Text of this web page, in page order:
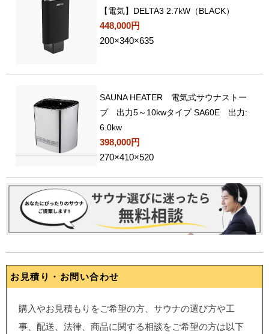
【電気】DELTA3 2.7kW（BLACK）
448,000円
200×340×635
SAUNA HEATER 電気式サウナストー
ブ 出力5～10kwタイプ SA60E 出力:
6.0kw
398,000円
270×410×520
お見積り・お問い合わせ
購入やお見積もりをご希望の方、サウナの選び方や工
事、配送、法律、商品に関する相談をご希望の方は以下